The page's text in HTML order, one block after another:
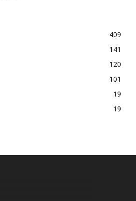
409
141
120
101
19
19